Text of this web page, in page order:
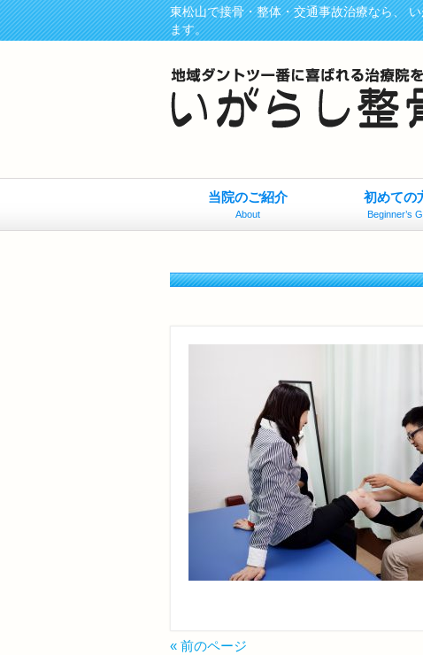
東松山で接骨・整体・交通事故治療なら、
ます。
当院のご紹介
About
初めての
Beginner’s
« 前のページ